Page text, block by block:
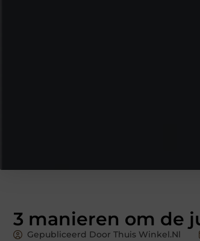
3 manieren om de
Gepubliceerd Door Thuis Winkel.nl